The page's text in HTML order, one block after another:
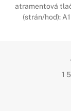
atramentová
(strán/hod):
1